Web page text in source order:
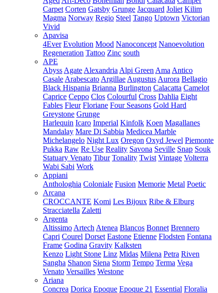
Carpet Corten Gatsby Grunge Jacquard Joliet Kilim
Magma Norway Regio Steel Tango Uptown Victorian
Vivid
Apavisa
4Ever Evolution Mood Nanoconcept Nanoevolution
Regeneration Tattoo Zinc south
APE
Abyss Agate Alexandria Alpi Green Ama Antico
Casale Arabescato Argillae Augustus Aurora Bellagio
Black Hispania Brianna Burlington Calacatta Camelot
Caprice Ceppo Clos Colourful Cross Dahlia Eight
Fables Fleur Floriane Four Seasons Gold Hard
Greystone Grunge
Harlequin Icaro Imperial Kinfolk Koen Magallanes
Mandalay Mare Di Sabbia Medicea Marble
Michelangelo Night Lux Oregon Oxyd Jewel Piemonte
Pukka Raw Re Use Reality Savona Seville Snap Souk
Statuary Venato Tibur Tonality Twist Vintage Volterra
Wabi Sabi Work
Appiani
Anthologhia Coloniale Fusion Memorie Metal Poetic
Arcana
CROCCANTE Komi Les Bijoux Ribe & Elburg
Stracciatella Zaletti
Argenta
Altissimo Artech Atenea Blancos Bonnet Brennero
Capri Courel Dorset Eastone Etienne Flodsten Fontana
Frame Godina Gravity Kalksten
Kenzo Light Stone Linz Midas Milena Petra Riven
Sangha Shanon Siena Storm Tempo Terma Vega
Venato Versailles Westone
Ariana
Concrea Dorica Epoque Epoque 21 Essential Floralia